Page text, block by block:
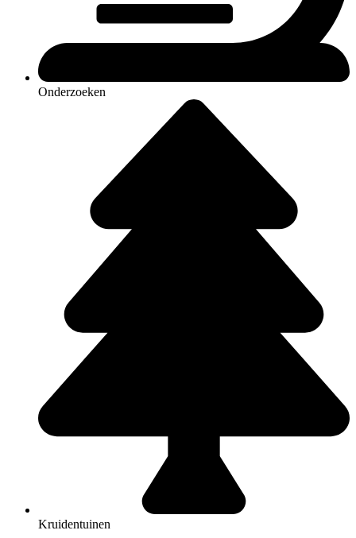
Onderzoeken
Kruidentuinen